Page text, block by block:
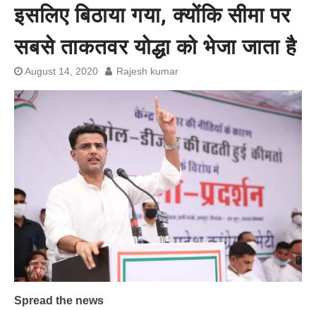
अनशन जारी रहेगा जेल में भी, नहीं भरेंगे
इसलिए बिठाया गया, क्योंकि सीमा पर
सबसे ताकतवर योद्धा को भेजा जाता है
August 14, 2020 Rajesh kumar
Spread the news